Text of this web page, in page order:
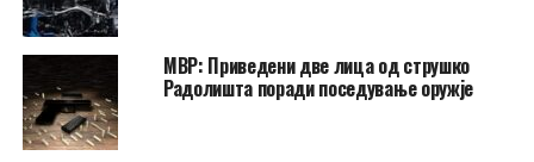
МВР: Приведени две лица од струшко
Радолишта поради поседување оружје